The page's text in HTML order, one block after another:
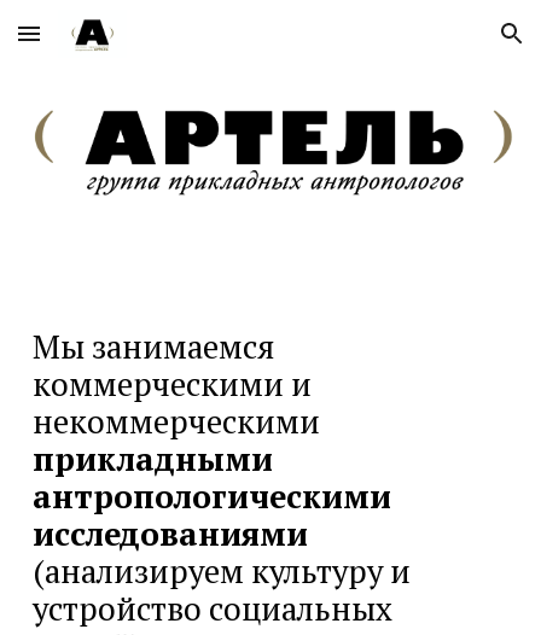
Skip to main content Skip to navigation
Мы занимаемся
коммерческими и
некоммерческими
прикладными
антропологическими
исследованиями
(анализируем культуру и
устройство социальных